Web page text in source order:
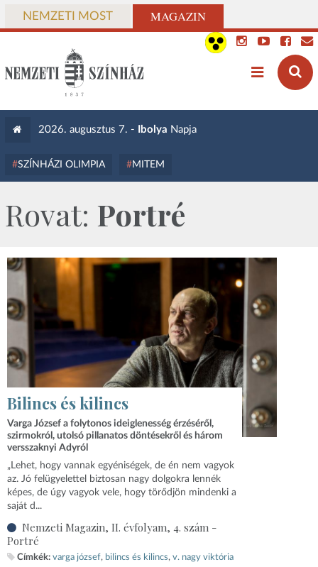
NEMZETI MOST MAGAZIN
2026. augusztus 7. - Ibolya Napja
SZÍNHÁZI OLIMPIA MITEM
Rovat: Portré
Bilincs és kilincs
Varga József a folytonos ideiglenesség érzéséről,
szirmokról, utolsó pillanatos döntésekről és három
versszaknyi Adyról
„Lehet, hogy vannak egyéniségek, de én nem vagyok
az. Jó felügyelettel biztosan nagy dolgokra lennék
képes, de úgy vagyok vele, hogy törődjön mindenki a
saját d...
Nemzeti Magazin, II. évfolyam, 4. szám -
Portré
Címkék: varga józsef bilincs és kilincs v. nagy viktória